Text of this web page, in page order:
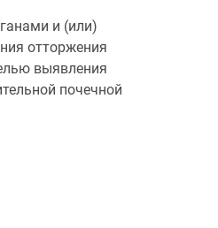
и (или)
отторжения
выявления
почечной